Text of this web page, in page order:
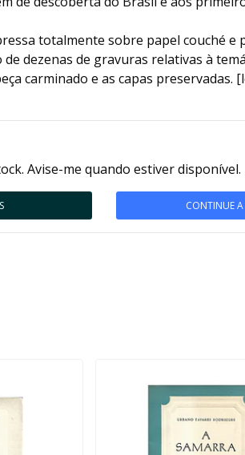
totalmente sobre papel couché e
dezenas de gravuras relativas à
carminado e as capas preservadas.
Avise-me quando estiver disponível.
CONTINUE